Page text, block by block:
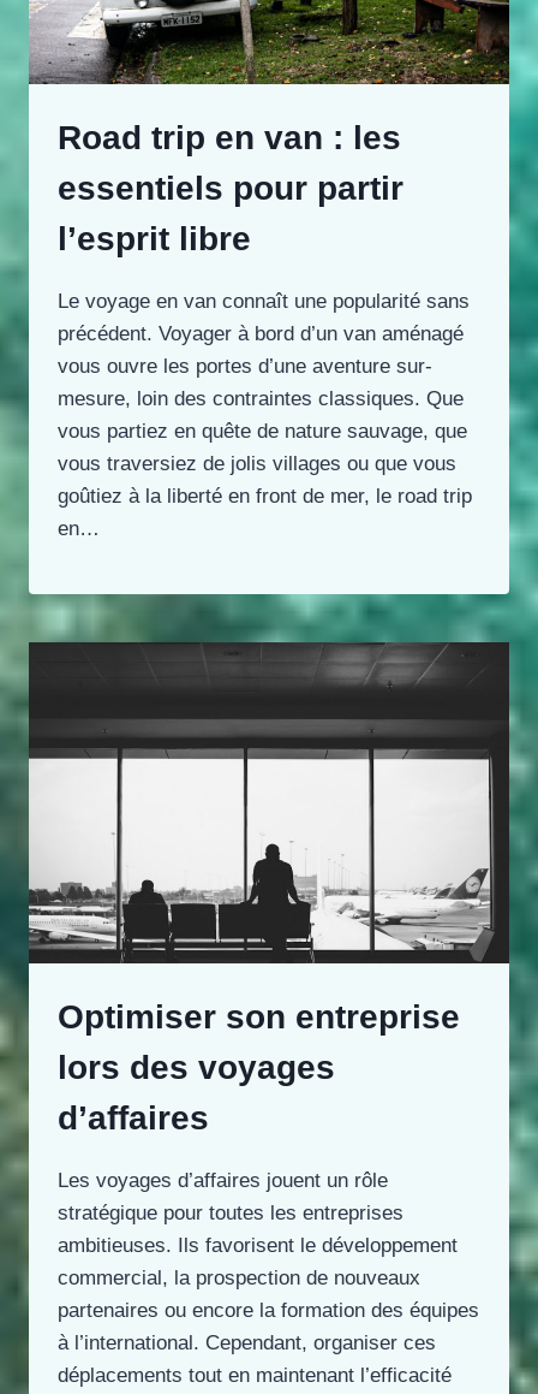
Road trip en van : les
essentiels pour partir
l’esprit libre
Le voyage en van connaît une popularité sans
précédent. Voyager à bord d’un van aménagé
vous ouvre les portes d’une aventure sur-
mesure, loin des contraintes classiques. Que
vous partiez en quête de nature sauvage, que
vous traversiez de jolis villages ou que vous
goûtiez à la liberté en front de mer, le road trip
en…
Optimiser son entreprise
lors des voyages
d’affaires
Les voyages d’affaires jouent un rôle
stratégique pour toutes les entreprises
ambitieuses. Ils favorisent le développement
commercial, la prospection de nouveaux
partenaires ou encore la formation des équipes
à l’international. Cependant, organiser ces
déplacements tout en maintenant l’efficacité